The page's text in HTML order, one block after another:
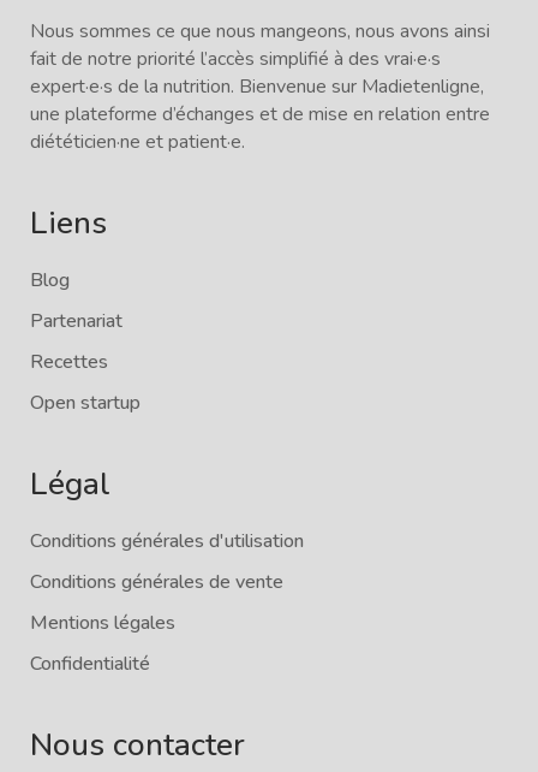
Nous sommes ce que nous mangeons, nous avons ainsi
fait de notre priorité l’accès simplifié à des vrai·e·s
expert·e·s de la nutrition. Bienvenue sur Madietenligne,
une plateforme d’échanges et de mise en relation entre
diététicien·ne et patient·e.
Liens
Blog
Partenariat
Recettes
Open startup
Légal
Conditions générales d'utilisation
Conditions générales de vente
Mentions légales
Confidentialité
Nous contacter